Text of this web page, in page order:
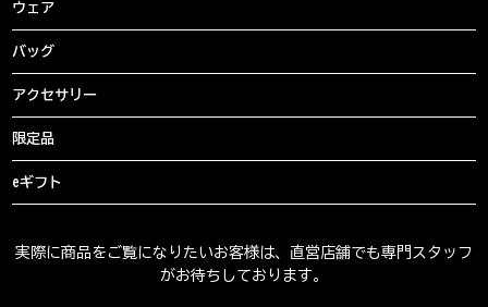
ウェア
バッグ
アクセサリー
限定品
eギフト
実際に商品をご覧になりたいお客様は、直営店舗でも専門スタッフ
がお待ちしております。